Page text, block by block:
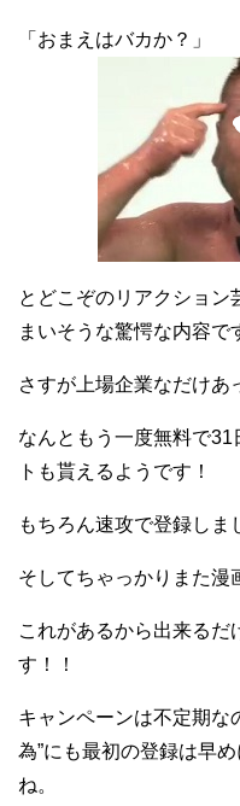
「おまえはバカか？」
とどこぞのリアクション
まいそうな驚愕な内容で
さすが上場企業なだけあ
なんともう一度無料で
トも貰えるようです！
もちろん速攻で登録しま
そしてちゃっかりまた漫
これがあるから出来るだ
す！！
キャンペーンは不定期な
為”にも最初の登録は早
ね。